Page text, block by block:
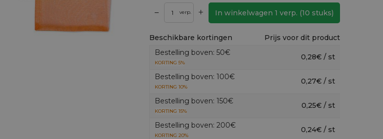
– verp. + In winkelwagen 1 verp. (10 stuks)
Beschikbare kortingen
Prijs voor dit product
Bestelling boven: 50€
KORTING 5%
0,28€ / st
Bestelling boven: 100€
KORTING 10%
0,27€ / st
Bestelling boven: 150€
KORTING 15%
0,25€ / st
Bestelling boven: 200€
KORTING 20%
0,24€ / st